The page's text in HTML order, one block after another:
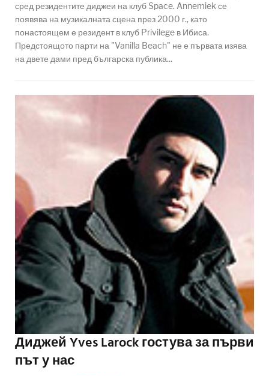
сред резидентите диджеи на клуб Space. Annemiek се
появява на музикалната сцена през 2000 г., като
понастоящем е резидент в клуб Privilege в Ибиса.
Предстоящото парти на "Vanilla Beach" не е първата изява
на двете дами пред българска публика...
Диджей Yves Larock гостува за първи
път у нас